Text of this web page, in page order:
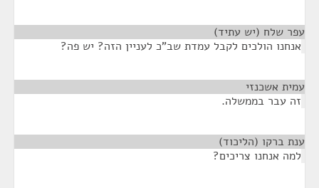
עפר שלח (יש עתיד)
אנחנו הולכים לקבל עמדת שב"כ לעניין הזה? יש פה?
עמית אשכנזי
זה עבר בממשלה.
ענת ברקו (הליכוד)
למה אנחנו צריכים?